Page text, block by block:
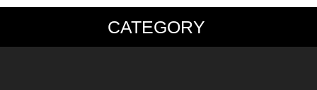
CATEGORY
MUSIC TEE T-SHIRTS